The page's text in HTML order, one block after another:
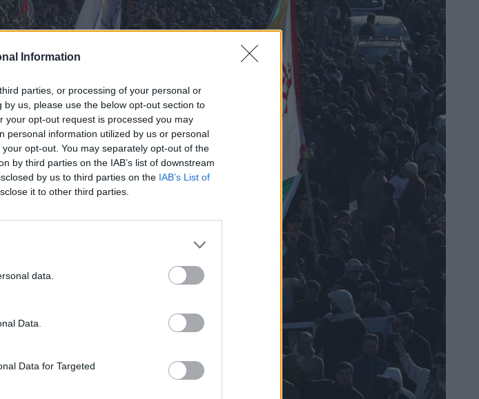
Information
parties, or processing of your personal or
us, please use the below opt-out section to
your opt-out request is processed you may
personal information utilized by us or personal
opt-out. You may separately opt-out of the
by third parties on the IAB’s list of downstream
by us to third parties on the IAB’s List of
it to other third parties.
data.
Data.
Data for Targeted